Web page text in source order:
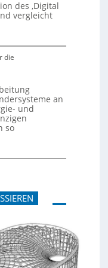
des ‚Digital
vergleicht
die
an
und
so